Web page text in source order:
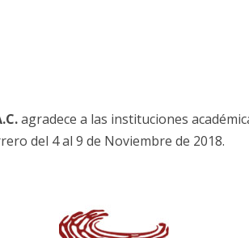
agradece a las instituciones
del 4 al 9 de Noviembre de 2018.